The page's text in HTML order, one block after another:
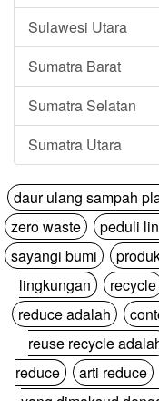
Sulawesi Utara
Sumatra Barat
Sumatra Selatan
Sumatra Utara
daur ulang sampah
zero waste
peduli
sayangi bumi
lingkungan
recycle
reduce adalah
reuse recycle
reduce
arti reduce